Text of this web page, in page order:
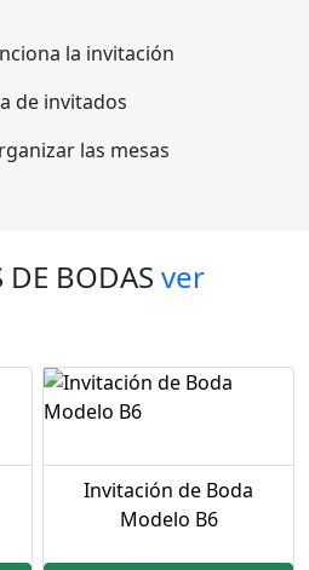
DE BODAS ver
Invitación de Boda
Modelo B6